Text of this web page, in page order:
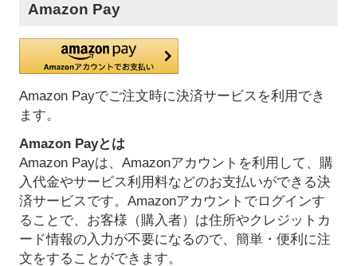
Amazon Pay
Amazon Payでご注文時に決済サービスを利用でき
ます。
Amazon Payとは
Amazon Payは、Amazonアカウントを利用して、購
入代金やサービス利用料などのお支払いができる決
済サービスです。Amazonアカウントでログインす
ることで、お客様（購入者）は住所やクレジットカ
ード情報の入力が不要になるので、簡単・便利に注
文をすることができます。